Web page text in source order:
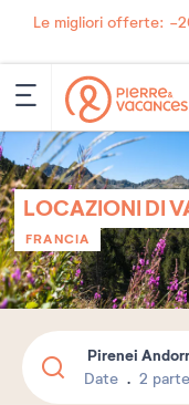
Le migliori offerte: -
LOCAZIONI DI
FRANCIA
Pirenei
Date 2